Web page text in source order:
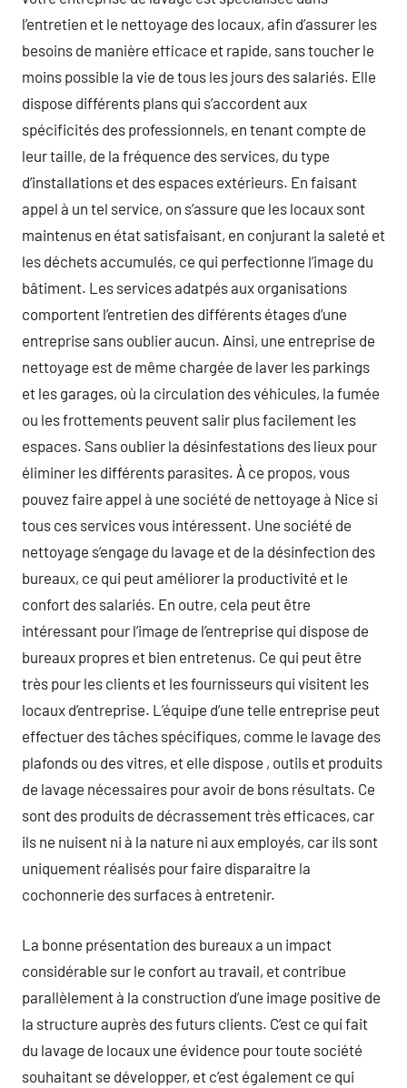
l’entretien et le nettoyage des locaux, afin d’assurer les
besoins de manière efficace et rapide, sans toucher le
moins possible la vie de tous les jours des salariés. Elle
dispose différents plans qui s’accordent aux
spécificités des professionnels, en tenant compte de
leur taille, de la fréquence des services, du type
d’installations et des espaces extérieurs. En faisant
appel à un tel service, on s’assure que les locaux sont
maintenus en état satisfaisant, en conjurant la saleté et
les déchets accumulés, ce qui perfectionne l’image du
bâtiment. Les services adatpés aux organisations
comportent l’entretien des différents étages d’une
entreprise sans oublier aucun. Ainsi, une entreprise de
nettoyage est de même chargée de laver les parkings
et les garages, où la circulation des véhicules, la fumée
ou les frottements peuvent salir plus facilement les
espaces. Sans oublier la désinfestations des lieux pour
éliminer les différents parasites. À ce propos, vous
pouvez faire appel à une société de nettoyage à Nice si
tous ces services vous intéressent. Une société de
nettoyage s’engage du lavage et de la désinfection des
bureaux, ce qui peut améliorer la productivité et le
confort des salariés. En outre, cela peut être
intéressant pour l’image de l’entreprise qui dispose de
bureaux propres et bien entretenus. Ce qui peut être
très pour les clients et les fournisseurs qui visitent les
locaux d’entreprise. L’équipe d’une telle entreprise peut
effectuer des tâches spécifiques, comme le lavage des
plafonds ou des vitres, et elle dispose , outils et produits
de lavage nécessaires pour avoir de bons résultats. Ce
sont des produits de décrassement très efficaces, car
ils ne nuisent ni à la nature ni aux employés, car ils sont
uniquement réalisés pour faire disparaitre la
cochonnerie des surfaces à entretenir.
La bonne présentation des bureaux a un impact
considérable sur le confort au travail, et contribue
parallèlement à la construction d’une image positive de
la structure auprès des futurs clients. C’est ce qui fait
du lavage de locaux une évidence pour toute société
souhaitant se développer, et c’est également ce qui